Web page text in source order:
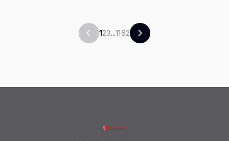
123...1162